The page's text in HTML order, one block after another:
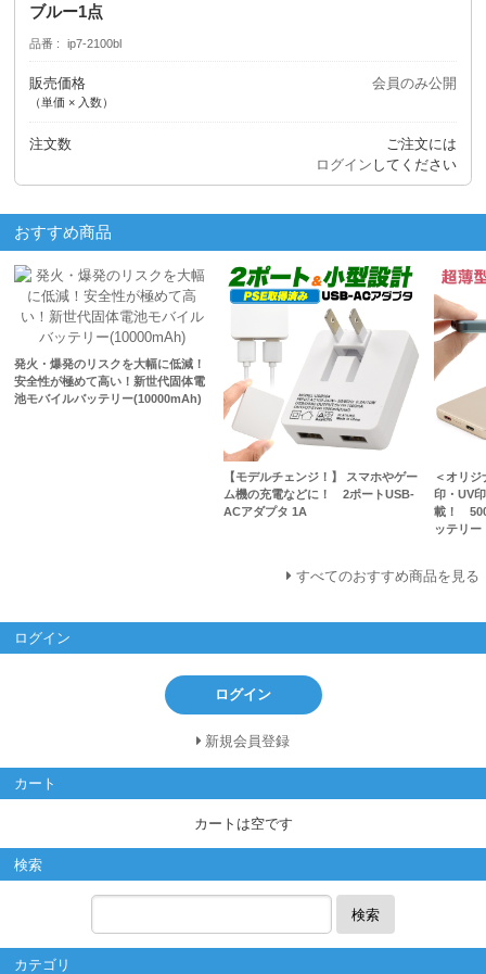
ブルー1点
品番 ip7-2100bl
販売価格
（単価 × 入数）
会員のみ公開
注文数
ご注文には
ログイン してください
おすすめ商品
発火・爆発のリスクを大幅に低減！
安全性が極めて高い！新世代固体電
池モバイルバッテリー(10000mAh)
【モデルチェンジ！】 スマホやゲー
ム機の充電などに！ 2ポートUSB-
ACアダプタ 1A
＜オリ
印・UV
載！
ッテリー
すべてのおすすめ商品を見る
ログイン
ログイン
新規会員登録
カート
カートは空です
検索
検索
カテゴリ